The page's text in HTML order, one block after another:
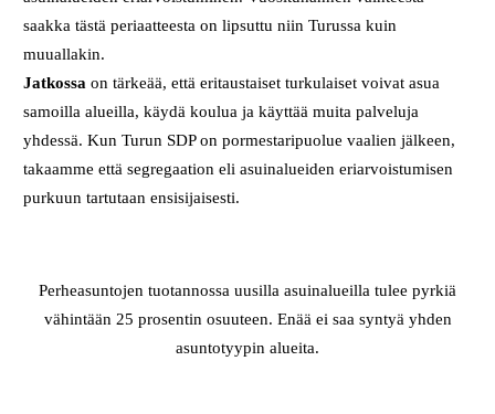
saakka tästä periaatteesta on lipsuttu niin Turussa kuin
muuallakin.
Jatkossa on tärkeää, että eritaustaiset turkulaiset voivat asua
samoilla alueilla, käydä koulua ja käyttää muita palveluja
yhdessä. Kun Turun SDP on pormestaripuolue vaalien jälkeen,
takaamme että segregaation eli asuinalueiden eriarvoistumisen
purkuun tartutaan ensisijaisesti.
Perheasuntojen tuotannossa uusilla asuinalueilla tulee pyrkiä
vähintään 25 prosentin osuuteen. Enää ei saa syntyä yhden
asuntotyypin alueita.